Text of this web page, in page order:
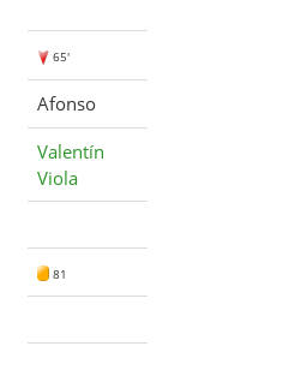
65'
Afonso
Valentín
Viola
81